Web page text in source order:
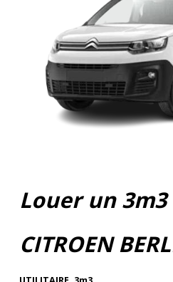
Louer un
CITROEN